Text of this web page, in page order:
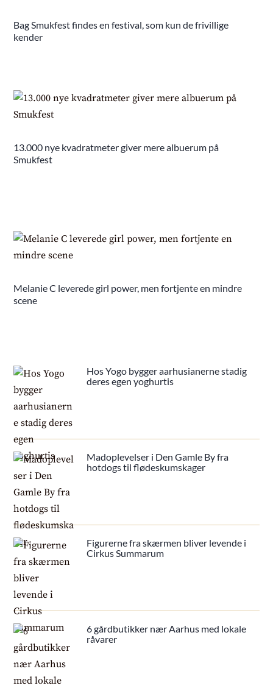
Bag Smukfest findes en festival, som kun de frivillige
kender
13.000 nye kvadratmeter giver mere albuerum på
Smukfest
Melanie C leverede girl power, men fortjente en mindre
scene
Hos Yogo bygger aarhusianerne stadig
deres egen yoghurtis
Madoplevelser i Den Gamle By fra
hotdogs til flødeskumskager
Figurerne fra skærmen bliver levende i
Cirkus Summarum
6 gårdbutikker nær Aarhus med lokale
råvarer